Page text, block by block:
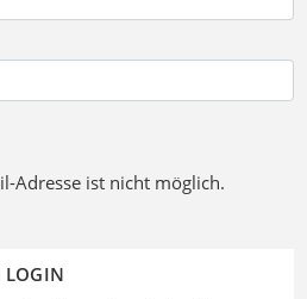
Adresse ist nicht möglich.
LOGIN